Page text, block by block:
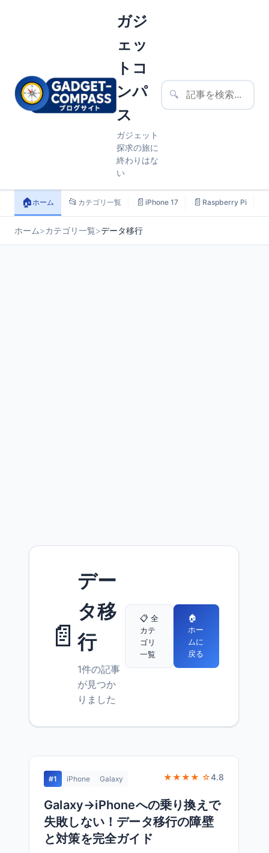
ガジ
ェッ
トコ
ンパ
ス
ガジェット
探求の旅に
終わりはな
い
🔍
🏠ホーム 📂 カテゴリ一覧 📄 iPhone 17 📄 Raspberry Pi
ホーム>カテゴリ一覧>データ移行
📄
デー
タ移
行
1件の記事
が見つか
りました
📋 全
カテ
ゴリ
一覧
🏠
ホー
ムに
戻る
#1 iPhone Galaxy ★★★★ ☆4.8
Galaxy→iPhoneへの乗り換えで
失敗しない！データ移行の障壁
と対策を完全ガイド